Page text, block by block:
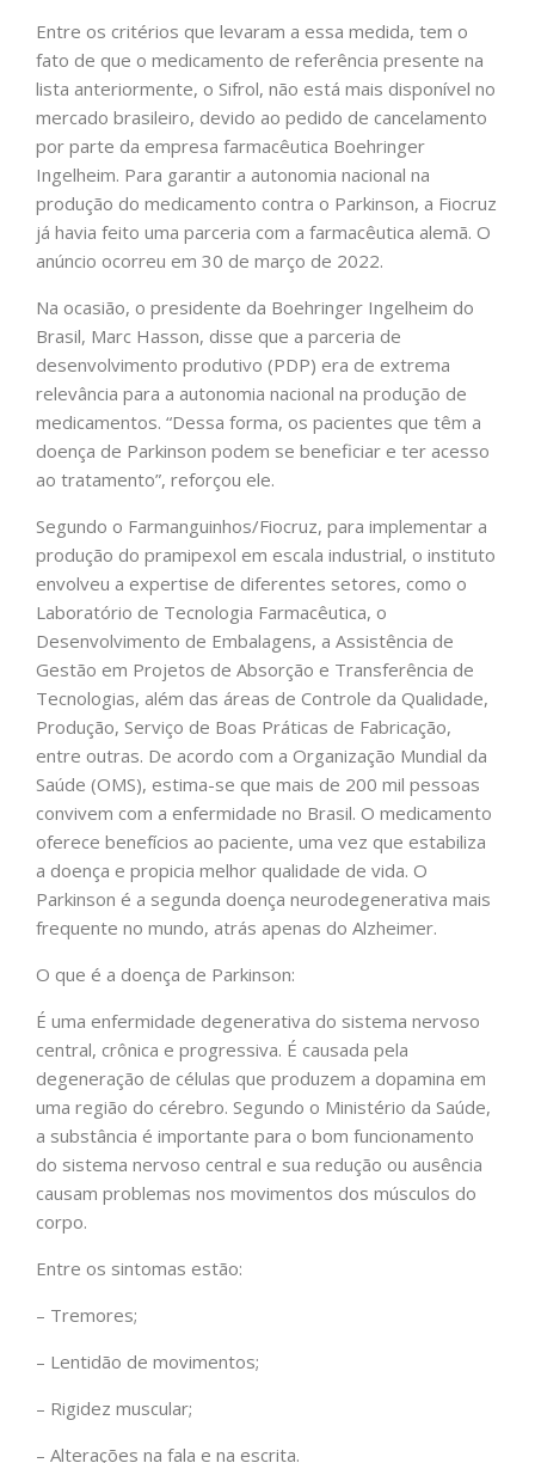
Entre os critérios que levaram a essa medida, tem o
fato de que o medicamento de referência presente na
lista anteriormente, o Sifrol, não está mais disponível no
mercado brasileiro, devido ao pedido de cancelamento
por parte da empresa farmacêutica Boehringer
Ingelheim. Para garantir a autonomia nacional na
produção do medicamento contra o Parkinson, a Fiocruz
já havia feito uma parceria com a farmacêutica alemã. O
anúncio ocorreu em 30 de março de 2022.
Na ocasião, o presidente da Boehringer Ingelheim do
Brasil, Marc Hasson, disse que a parceria de
desenvolvimento produtivo (PDP) era de extrema
relevância para a autonomia nacional na produção de
medicamentos. “Dessa forma, os pacientes que têm a
doença de Parkinson podem se beneficiar e ter acesso
ao tratamento”, reforçou ele.
Segundo o Farmanguinhos/Fiocruz, para implementar a
produção do pramipexol em escala industrial, o instituto
envolveu a expertise de diferentes setores, como o
Laboratório de Tecnologia Farmacêutica, o
Desenvolvimento de Embalagens, a Assistência de
Gestão em Projetos de Absorção e Transferência de
Tecnologias, além das áreas de Controle da Qualidade,
Produção, Serviço de Boas Práticas de Fabricação,
entre outras. De acordo com a Organização Mundial da
Saúde (OMS), estima-se que mais de 200 mil pessoas
convivem com a enfermidade no Brasil. O medicamento
oferece benefícios ao paciente, uma vez que estabiliza
a doença e propicia melhor qualidade de vida. O
Parkinson é a segunda doença neurodegenerativa mais
frequente no mundo, atrás apenas do Alzheimer.
O que é a doença de Parkinson:
É uma enfermidade degenerativa do sistema nervoso
central, crônica e progressiva. É causada pela
degeneração de células que produzem a dopamina em
uma região do cérebro. Segundo o Ministério da Saúde,
a substância é importante para o bom funcionamento
do sistema nervoso central e sua redução ou ausência
causam problemas nos movimentos dos músculos do
corpo.
Entre os sintomas estão:
– Tremores;
– Lentidão de movimentos;
– Rigidez muscular;
– Alterações na fala e na escrita.